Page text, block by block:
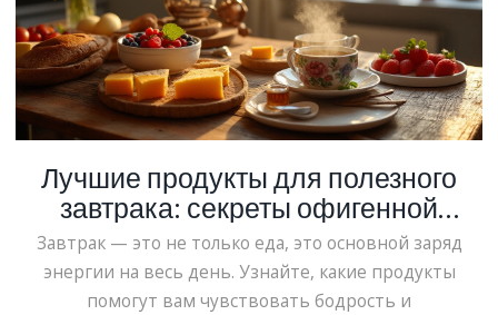
Лучшие продукты для полезного
завтрака: секреты офигенной
энергии
Завтрак — это не только еда, это основной заряд
энергии на весь день. Узнайте, какие продукты
помогут вам чувствовать бодрость и